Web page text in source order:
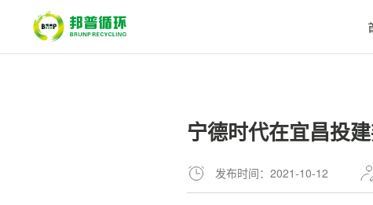
宁德时代在宜昌投
发布时间：2021-10-12